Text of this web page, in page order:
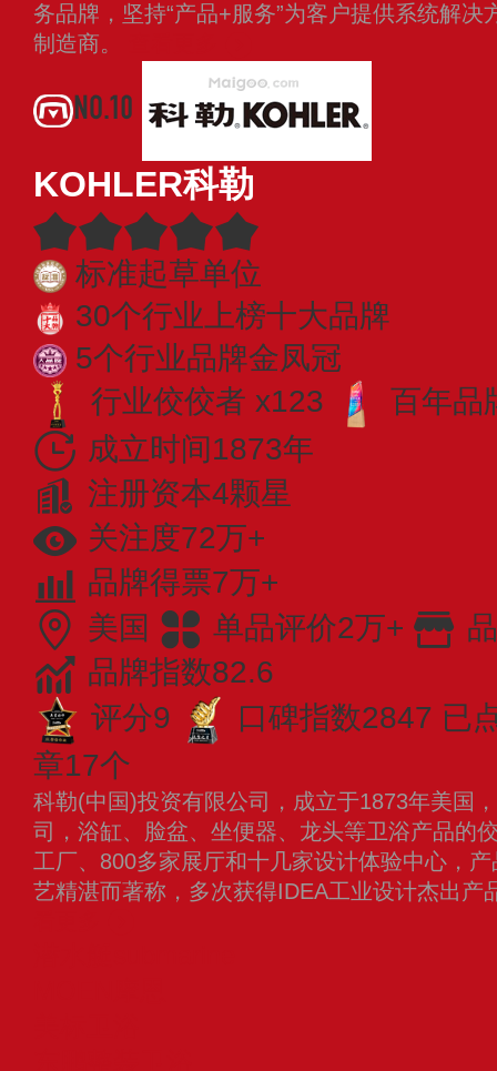
务品牌，坚持“产品+服务”为客户提供系统解
制造商。
NO.10
KOHLER科勒
标准起草单位
30个行业上榜十大品牌
5个行业品牌金凤冠
行业佼佼者 x123
百年品
成立时间1873年
注册资本4颗星
关注度72万+
品牌得票7万+
美国
单品评价2万+
品牌指数82.6
评分9
口碑指数2847 已
章17个
科勒(中国)投资有限公司，成立于1873年美国
司，浴缸、脸盆、坐便器、龙头等卫浴产品的
工厂、800多家展厅和十几家设计体验中心，
艺精湛而著称，多次获得IDEA工业设计杰出